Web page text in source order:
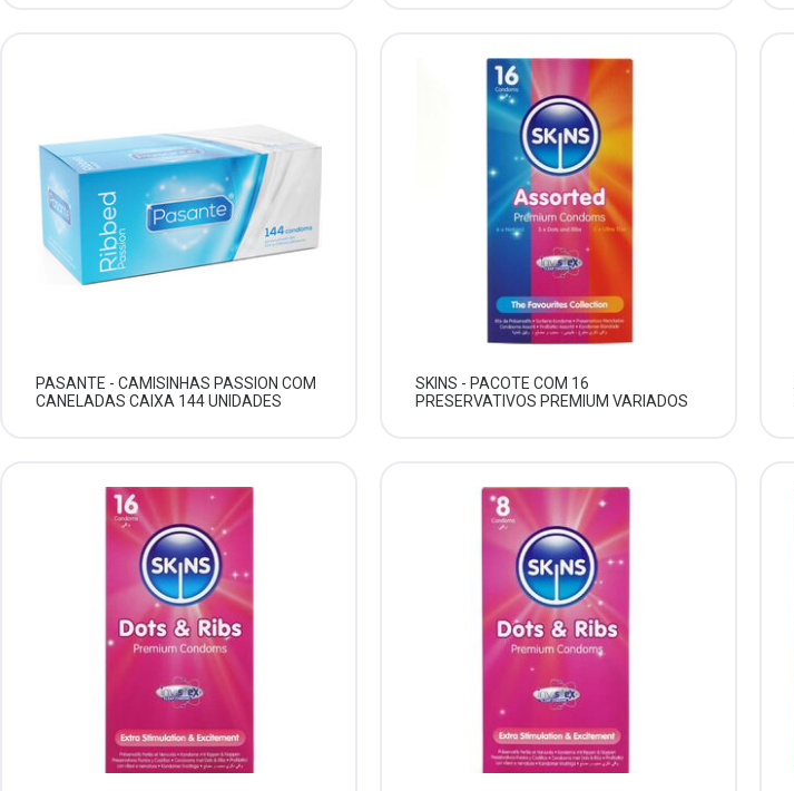
PASANTE - CAMISINHAS PASSION COM
CANELADAS CAIXA 144 UNIDADES
SKINS - PACOTE COM 16
PRESERVATIVOS PREMIUM VARIADOS